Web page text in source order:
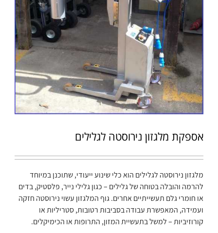
אספקת מלגזון נירוסטה לגלילים
מלגזון נירוסטה לגלילים הוא כלי שינוע ייעודי, שתוכנן במיוחד
להרמה והובלה בטוחה של גלילים – כגון גלילי נייר, פלסטיק, בדים
או חומרי גלם תעשייתיים אחרים. גוף המלגזון עשוי נירוסטה חזקה
ועמידה, המאפשרת עבודה בסביבות רטובות, סטריליות או
קורוזיביות – למשל בתעשיית המזון, התרופות או הכימיקלים.